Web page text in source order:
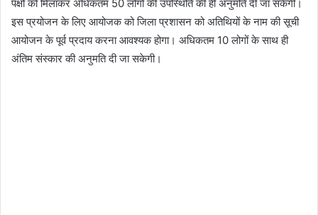
पक्षों को मिलाकर अधिकतम 50 लोगों की उपस्थिति की ही अनुमति दी जा सकेगी।
इस प्रयोजन के लिए आयोजक को जिला प्रशासन को अतिथियों के नाम की सूची
आयोजन के पूर्व प्रदाय करना आवश्यक होगा। अधिकतम 10 लोगों के साथ ही
अंतिम संस्कार की अनुमति दी जा सकेगी।